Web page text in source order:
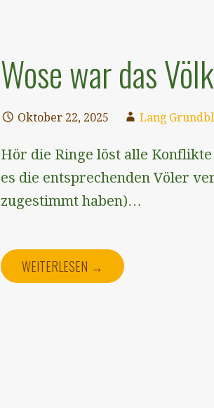
Wose war das
Oktober 22, 2025 Lang
Hör die Ringe löst alle
es die entsprechenden Völer
zugestimmt haben)…
WEITERLESEN →